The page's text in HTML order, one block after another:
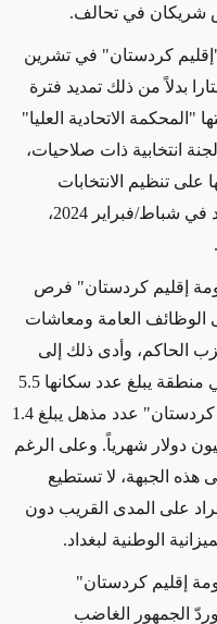
شريكان في تحالف.
"إقليم كردستان" في تشرين
واختارا بدلاً من ذلك تمديد فترة
الاتحادية العليا"
انتخابية ذات صلاحيات،
تنظيم الانتخابات
المحلية استعداداً للموعد المحدد الجديد في شباط/فبراير 2024،
إقليم كردستان" فرص
الوظائف العامة ومعاشات
الحاكم، وأدى ذلك إلى
- ففي منطقة يبلغ عدد سكانها 5.5
مليون نسمة، يوجد في "حكومة إقليم كردستان" عدد مذهل يبلغ 1.4
. وعلى الرغم
هذه الجبهة، لا تستطيع
على المدى القريب دون
الوطنية لبغداد.
إقليم كردستان"
الجمهور الغاضب